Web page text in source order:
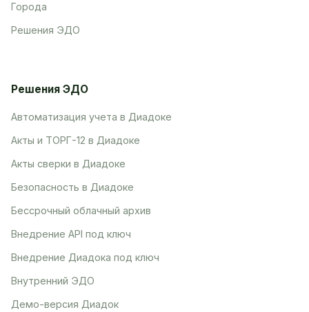
Города
Решения ЭДО
Решения ЭДО
Автоматизация учета в Диадоке
Акты и ТОРГ-12 в Диадоке
Акты сверки в Диадоке
Безопасность в Диадоке
Бессрочный облачный архив
Внедрение API под ключ
Внедрение Диадока под ключ
Внутренний ЭДО
Демо-версия Диадок